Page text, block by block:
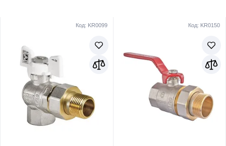
Код: KR0099 Код: KR0150